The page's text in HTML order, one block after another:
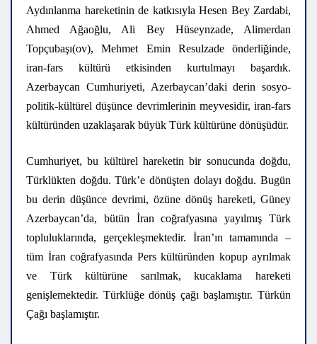
Aydınlanma hareketinin de katkısıyla Hesen Bey Zardabi,
Ahmed Ağaoğlu, Ali Bey Hüseynzade, Alimerdan
Topçubaşı(ov), Mehmet Emin Resulzade önderliğinde,
iran-fars kültürü etkisinden kurtulmayı başardık.
Azerbaycan Cumhuriyeti, Azerbaycan’daki derin sosyo-
politik-kültürel düşünce devrimlerinin meyvesidir, iran-fars
kültüründen uzaklaşarak büyük Türk kültürüne dönüşüdür.
Cumhuriyet, bu kültürel hareketin bir sonucunda doğdu,
Türklükten doğdu. Türk’e dönüşten dolayı doğdu. Bugün
bu derin düşünce devrimi, özüne dönüş hareketi, Güney
Azerbaycan’da, bütün İran coğrafyasına yayılmış Türk
topluluklarında, gerçekleşmektedir. İran’ın tamamında –
tüm İran coğrafyasında Pers kültüründen kopup ayrılmak
ve Türk kültürüne sarılmak, kucaklama hareketi
genişlemektedir. Türklüğe dönüş çağı başlamıştır. Türkün
Çağı başlamıştır.